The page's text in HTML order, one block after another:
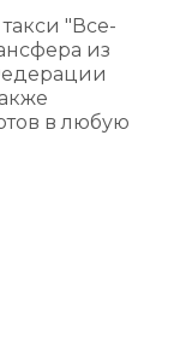
"Все-
из
в любую